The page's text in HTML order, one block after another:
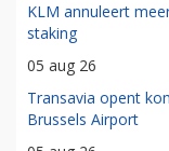
KLM annuleert
staking
05 aug 26
Transavia opent
Brussels Airport